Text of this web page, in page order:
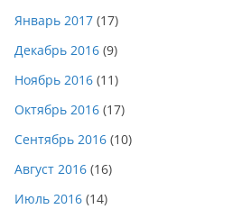
Январь 2017 (17)
Декабрь 2016 (9)
Ноябрь 2016 (11)
Октябрь 2016 (17)
Сентябрь 2016 (10)
Август 2016 (16)
Июль 2016 (14)